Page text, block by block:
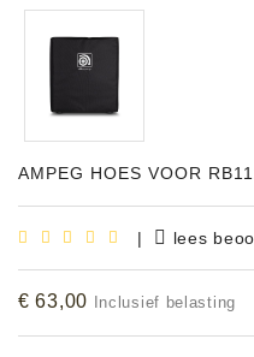
Versterking
Instrumenten
Shop
Bladmuziek
Accessoires
AMPEG HOES VOOR
| lees
€ 63,00 Inclusief belasting